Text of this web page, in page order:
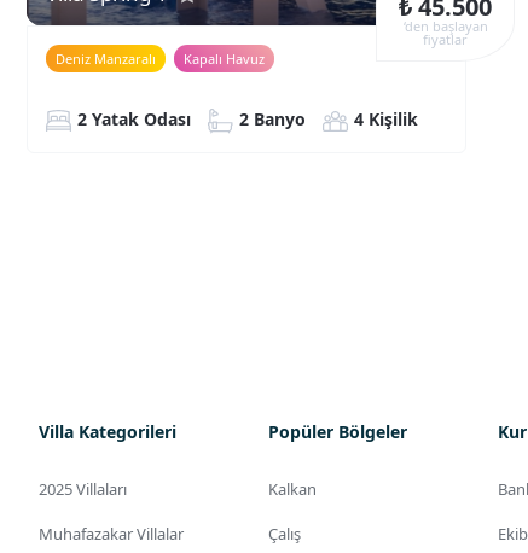
₺ 45.500
‘den başlayan
fiyatlar
Deniz Manzaralı
Kapalı Havuz
2 Yatak Odası 2 Banyo 4 Kişilik
Villa Kategorileri
2025 Villaları
Muhafazakar Villalar
Popüler Bölgeler
Kalkan
Çalış